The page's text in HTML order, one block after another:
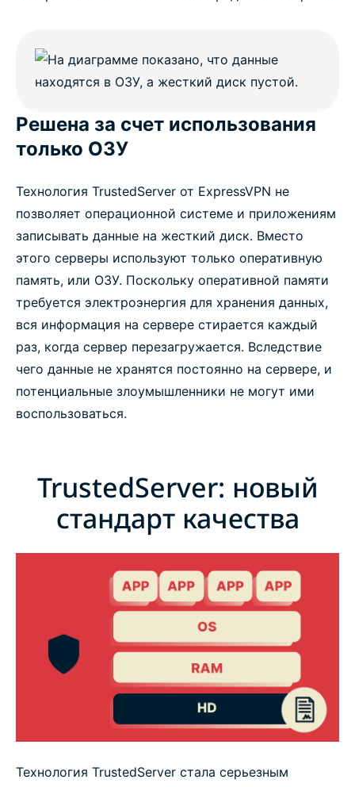
Решена за счет использования
только ОЗУ
Технология TrustedServer от ExpressVPN не
позволяет операционной системе и приложениям
записывать данные на жесткий диск. Вместо
этого серверы используют только оперативную
память, или ОЗУ. Поскольку оперативной памяти
требуется электроэнергия для хранения данных,
вся информация на сервере стирается каждый
раз, когда сервер перезагружается. Вследствие
чего данные не хранятся постоянно на сервере, и
потенциальные злоумышленники не могут ими
воспользоваться.
TrustedServer: новый
стандарт качества
Технология TrustedServer стала серьезным